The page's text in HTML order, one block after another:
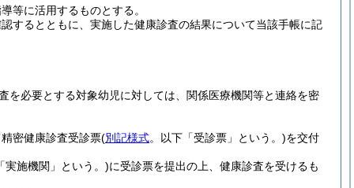
等に活用するものとする。
するとともに、実施した健康診査の結果について当該手帳に記
を必要とする対象幼児に対しては、関係医療機関等と連絡を密
密健康診査受診票(別記様式。以下「受診票」という。)を交付
実施機関」という。)に受診票を提出の上、健康診査を受けるも